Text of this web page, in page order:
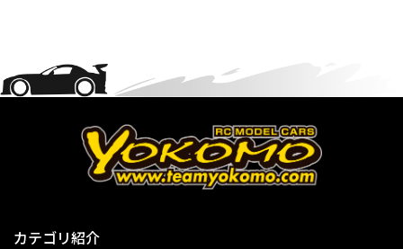
カテゴリ紹介